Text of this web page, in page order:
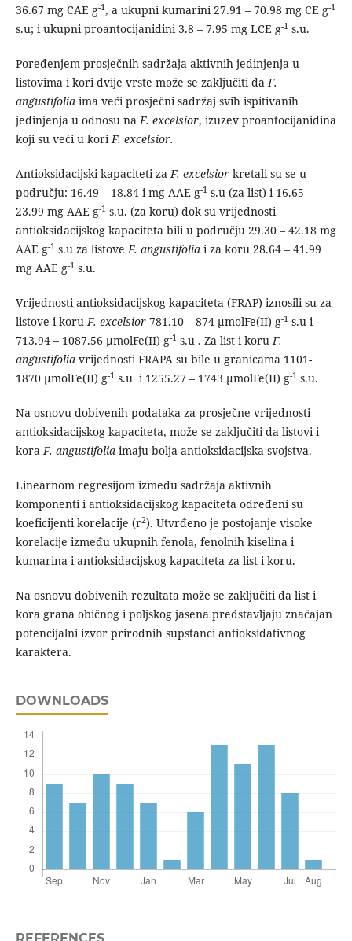
36.67 mg CAE g-1, a ukupni kumarini 27.91 – 70.98 mg CE g-1
s.u; i ukupni proantocijanidini 3.8 – 7.95 mg LCE g-1s.u.
Poređenjem prosječnih sadržaja aktivnih jedinjenja u
listovima i kori dvije vrste može se zaključiti daF.
angustifoliaima veći prosječni sadržaj svih ispitivanih
jedinjenja u odnosu naF. excelsior, izuzev proantocijanidina
koji su veći u koriF. excelsior.
Antioksidacijski kapaciteti zaF. excelsiorkretali su se u
području: 16.49 – 18.84 i mg AAE g-1s.u (za list) i 16.65 –
23.99 mg AAE g-1s.u. (za koru) dok su vrijednosti
antioksidacijskog kapaciteta bili u području 29.30 – 42.18 mg
AAE g-1s.u za listoveF. angustifoliai za koru 28.64 – 41.99
mg AAE g-1s.u.
Vrijednosti antioksidacijskog kapaciteta (FRAP) iznosili su za
listove i koruF. excelsior781.10 – 874 µmolFe(II) g-1s.u i
713.94 – 1087.56 µmolFe(II) g-1s.u . Za list i koruF.
angustifoliavrijednosti FRAPA su bile u granicama 1101-
1870 µmolFe(II) g-1s.u i 1255.27 – 1743 µmolFe(II) g-1s.u.
Na osnovu dobivenih podataka za prosječne vrijednosti
antioksidacijskog kapaciteta, može se zaključiti da listovi i
koraF. angustifoliaimaju bolja antioksidacijska svojstva.
Linearnom regresijom između sadržaja aktivnih
komponenti i antioksidacijskog kapaciteta određeni su
koeficijenti korelacije (r2). Utvrđeno je postojanje visoke
korelacije između ukupnih fenola, fenolnih kiselina i
kumarina i antioksidacijskog kapaciteta za list i koru.
Na osnovu dobivenih rezultata može se zaključiti da list i
kora grana običnog i poljskog jasena predstavljaju značajan
potencijalni izvor prirodnih supstanci antioksidativnog
karaktera.
DOWNLOADS